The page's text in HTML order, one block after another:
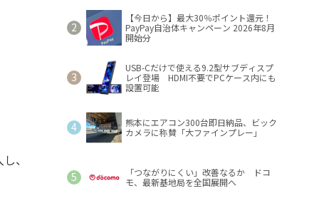
、
【今日から】最大30％ポイント還元！
PayPay自治体キャンペーン 2026年8月
開始分
USB-Cだけで使える9.2型サブディスプ
レイ登場 HDMI不要でPCケース内にも
設置可能
熊本にエアコン300台即日納品、ビック
カメラに称賛「大ファインプレー」
「つながりにくい」改善なるか ドコ
モ、最新基地局を全国展開へ